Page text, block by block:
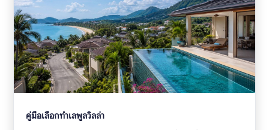
คู่มือเลือกทำเลพูลวิลล่า